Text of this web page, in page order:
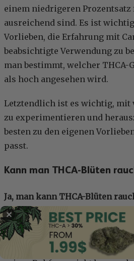
einem niedrigeren
ausreichend sind. Es ist
Vorlieben, die Erfahrung mit
beabsichtigte Verwendung zu
man bestimmt, welcher THCA-
als hoch angesehen wird.
Letztendlich ist es wichtig, mit
zu experimentieren und
besten zu den eigenen
passt.
Kann man THCA-Blüten
Ja, man kann THCA-Blüten
kann sich vom Rauchen
reicher Cannabisblüten
THCA-Blüten enthalten in
✕